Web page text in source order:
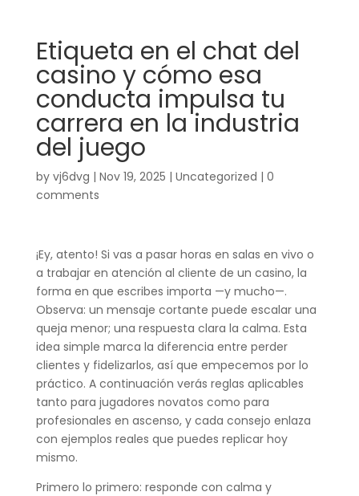
Etiqueta en el chat del
casino y cómo esa
conducta impulsa tu
carrera en la industria
del juego
by vj6dvg | Nov 19, 2025 | Uncategorized | 0
comments
¡Ey, atento! Si vas a pasar horas en salas en vivo o
a trabajar en atención al cliente de un casino, la
forma en que escribes importa —y mucho—.
Observa: un mensaje cortante puede escalar una
queja menor; una respuesta clara la calma. Esta
idea simple marca la diferencia entre perder
clientes y fidelizarlos, así que empecemos por lo
práctico. A continuación verás reglas aplicables
tanto para jugadores novatos como para
profesionales en ascenso, y cada consejo enlaza
con ejemplos reales que puedes replicar hoy
mismo.
Primero lo primero: responde con calma y